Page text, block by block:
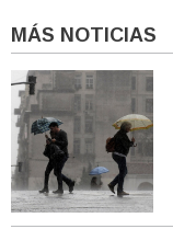
MÁS NOTICIAS